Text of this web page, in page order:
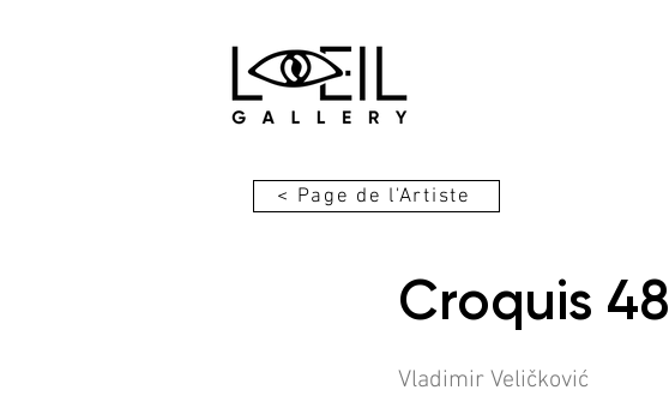
< Page de l'Artiste
Croquis 48
Vladimir Veličković